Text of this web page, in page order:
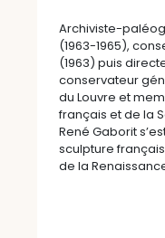
Archiviste-
(1963-1965),
(1963) puis
conservateur
du Louvre et
français et de la
René Gaborit
sculpture
de la